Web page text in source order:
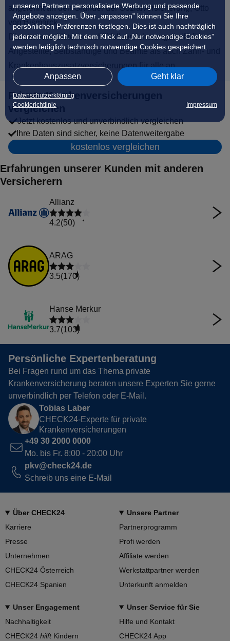
unseren Partnern personalisierte Werbung und passende
Angebote anzeigen. Über „anpassen” können Sie Ihre
persönlichen Präferenzen festlegen. Dies ist auch nachträglich
jederzeit möglich. Mit dem Klick auf „Nur notwendige Cookies”
werden lediglich technisch notwendige Cookies gespeichert.
Anpassen Geht klar
Datenschutzerklärung
Cookierichtlinie
Impressum
angelehnt an den Gründer der Sozialversicherung, Otto
von Bismarck.
Die ottonova bietet sowohl Vollversicherungstarife für
Angestellte, Selbständige und Beamte als auch Zahn- und
Krankenhauszusatzversicherungen für alle an.
Private Krankenversicherungen
vergleichen
Jetzt kostenlos und unverbindlich vergleichen
Ihre Daten sind sicher, keine Datenweitergabe
kostenlos vergleichen
Erfahrungen unserer Kunden mit anderen
Versicherern
Allianz
4.2(50)
ARAG
3.5(170)
Hanse Merkur
3.7(103)
Persönliche Expertenberatung
Bei Fragen rund um das Thema private
Krankenversicherung beraten unsere Experten Sie gerne
unverbindlich per Telefon oder E-Mail.
Tobias Laber
CHECK24-Experte für private
Krankenversicherungen
+49 30 2000 0000
Mo. bis Fr. 8:00 - 20:00 Uhr
pkv@check24.de
Schreib uns eine E-Mail
Über CHECK24
Karriere
Presse
Unternehmen
CHECK24 Österreich
CHECK24 Spanien
Unsere Partner
Partnerprogramm
Profi werden
Affiliate werden
Werkstattpartner werden
Unterkunft anmelden
Unser Engagement
Nachhaltigkeit
CHECK24 hilftKindern
Unser Service für Sie
Hilfe und Kontakt
CHECK24 App